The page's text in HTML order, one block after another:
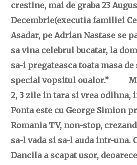
crestine, mai de graba 23
Decembrie(executia familiei
Asadar, pe Adrian Nastase se
sa vina celebrul bucatar, la
sa-i pregateasca toata masa
special vopsitul oualor.”
2, 3 zile in tara si vrea odihna,
Ponta este cu George Simion
Romania TV, non-stop,
sa-l vada si sa-l auda intr-una.
Dancila a scapat usor,